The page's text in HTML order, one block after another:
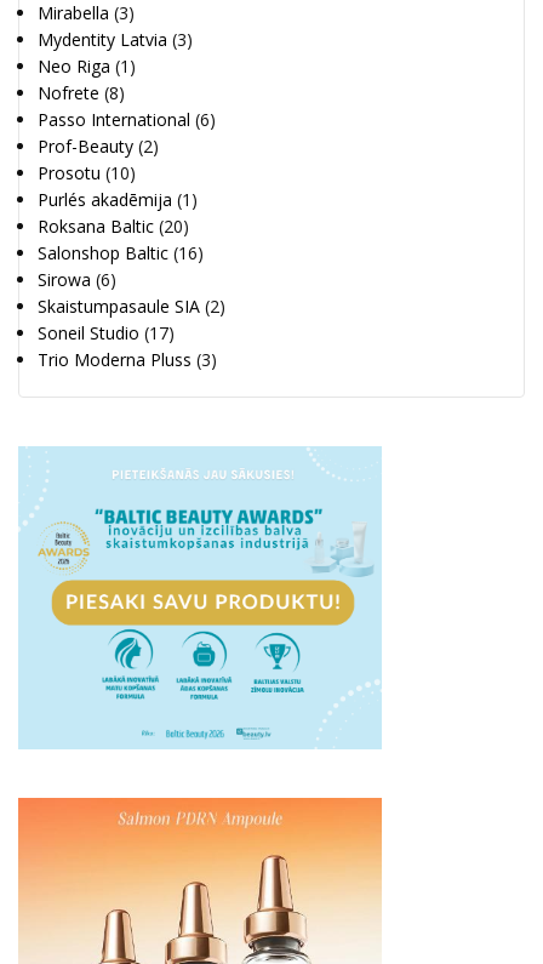
Mirabella (3)
Mydentity Latvia (3)
Neo Riga (1)
Nofrete (8)
Passo International (6)
Prof-Beauty (2)
Prosotu (10)
Purlés akadēmija (1)
Roksana Baltic (20)
Salonshop Baltic (16)
Sirowa (6)
Skaistumpasaule SIA (2)
Soneil Studio (17)
Trio Moderna Pluss (3)